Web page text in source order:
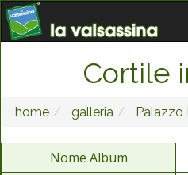
Cortile
home galleria Palazzo
Nome Album